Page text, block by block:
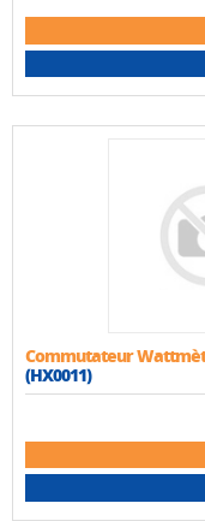
Commutateur
(HX0011)